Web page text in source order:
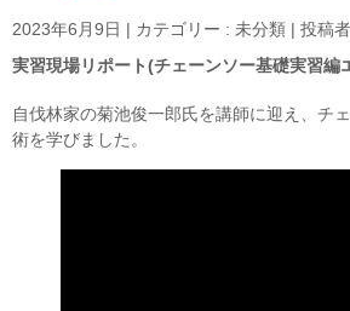
2023年6月9日 | カテゴリー : 未分類 | 投稿
実習現場リポート(チェーンソー基礎実習編
自伐林家の菊池俊一郎氏を講師に迎え、チ
術を学びました。